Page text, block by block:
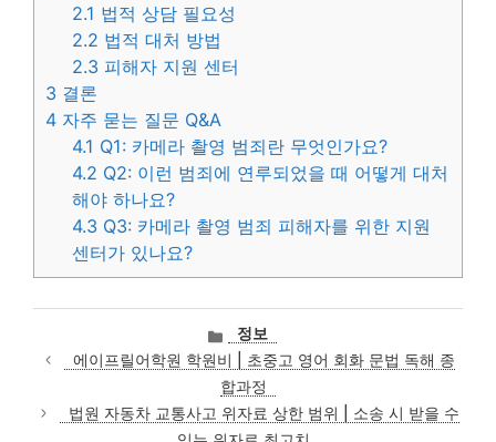
2.1 법적 상담 필요성
2.2 법적 대처 방법
2.3 피해자 지원 센터
3 결론
4 자주 묻는 질문 Q&A
4.1 Q1: 카메라 촬영 범죄란 무엇인가요?
4.2 Q2: 이런 범죄에 연루되었을 때 어떻게 대처
해야 하나요?
4.3 Q3: 카메라 촬영 범죄 피해자를 위한 지원
센터가 있나요?
카
테
고
리
정보
에이프릴어학원 학원비 | 초중고 영어 회화 문법 독해 종
합과정
법원 자동차 교통사고 위자료 상한 범위 | 소송 시 받을 수